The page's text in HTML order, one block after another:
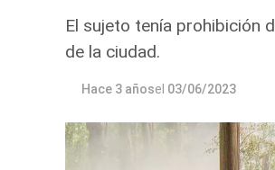
El sujeto tenía prohibición
de la ciudad.
Hace 3 añosel 03/06/2023